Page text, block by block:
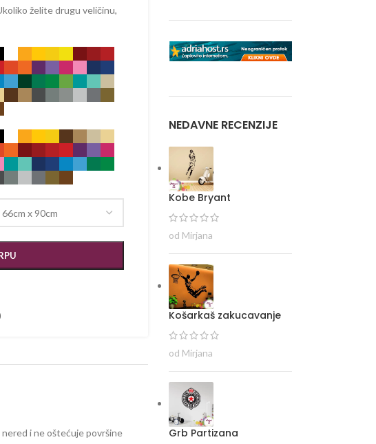
želite drugu veličinu,
nered i ne oštećuje površine
NEDAVNE RECENZIJE
Kobe Bryant
od Mirjana
Košarkaš zakucavanje
od Mirjana
Grb Partizana